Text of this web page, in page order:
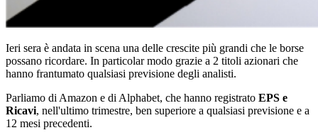
Ieri sera è andata in scena una delle crescite più grandi che le borse
possano ricordare. In particolar modo grazie a 2 titoli azionari che
hanno frantumato qualsiasi previsione degli analisti.
Parliamo di Amazon e di Alphabet, che hanno registrato EPS e
Ricavi, nell'ultimo trimestre, ben superiore a qualsiasi previsione e a
12 mesi precedenti.